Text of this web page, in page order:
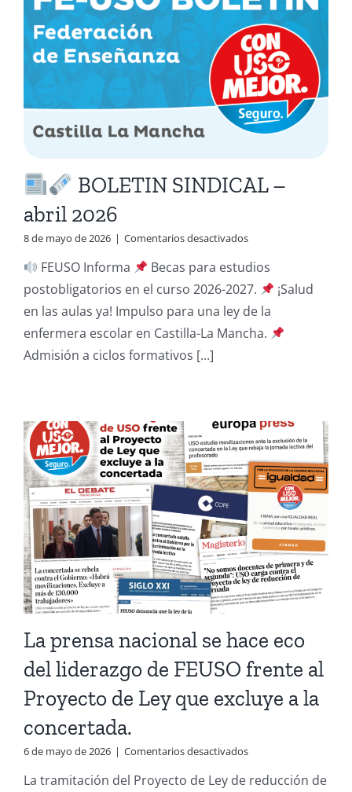
BOLETIN SINDICAL –
abril 2026
8 de mayo de 2026 | Comentarios desactivadosen
BOLETIN
SINDICAL
–
abril
2026
FEUSO Informa
Becas para estudios
postobligatorios en el curso 2026-2027.
¡Salud
en las aulas ya! Impulso para una ley de la
enfermera escolar en Castilla-La Mancha.
Admisión a ciclos formativos [...]
La prensa nacional se hace eco
del liderazgo de FEUSO frente al
Proyecto de Ley que excluye a la
concertada.
6 de mayo de 2026 | Comentarios desactivadosen
prensa
La tramitación del Proyecto de Ley de reducción de